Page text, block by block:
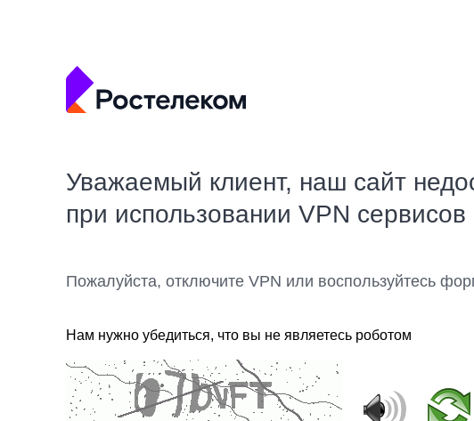
Уважаемый клиент, наш сайт
при использовании VPN сервисов
Пожалуйста, отключите VPN или воспользуйтесь
Нам нужно убедиться, что вы не являетесь роботом